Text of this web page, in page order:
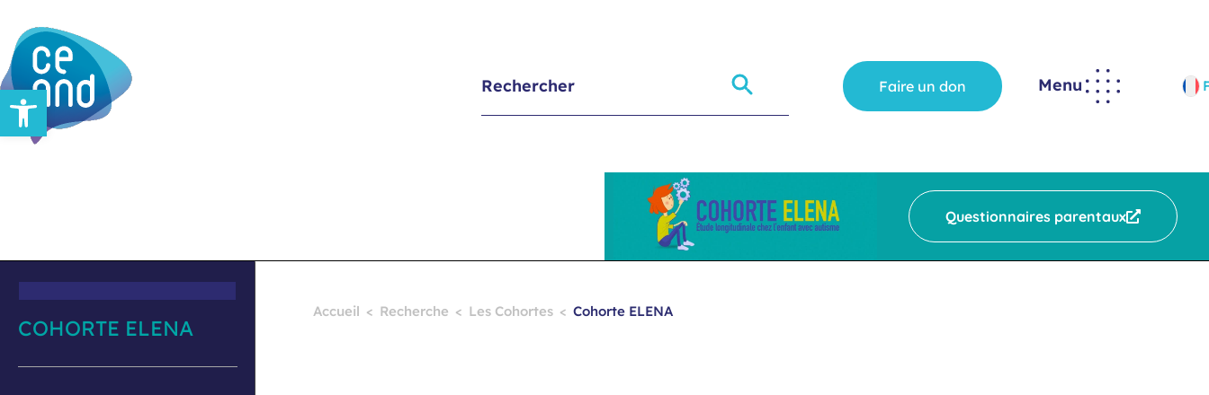
Ouvrir la barre d’outils Faire un don Menu
Questionnaires parentaux
COHORTE ELENA
Accueil Recherche Les Cohortes Cohorte ELENA